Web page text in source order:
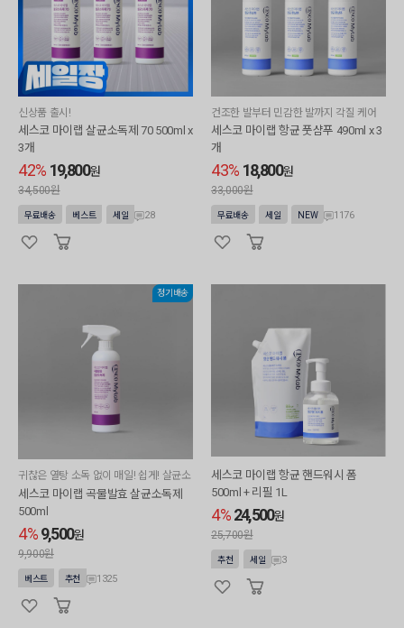
신상품 출시!
세스코 마이랩 살균소독제 70 500ml x
3개
42% 19,800원
34,500원
무료배송 베스트 세일 28
건조한 발부터 민감한 발까지 각질 케어
세스코 마이랩 항균 풋샴푸 490ml x 3
개
43% 18,800원
33,000원
무료배송 세일 NEW 1176
정기배송
귀찮은 열탕 소독 없이 매일! 쉽게! 살균소
독
세스코 마이랩 곡물발효 살균소독제
500ml
4%9,500원
9,900원
베스트 추천 1325
세스코 마이랩 항균 핸드워시 폼
500ml + 리필 1L
4%24,500원
25,700원
추천 세일 3